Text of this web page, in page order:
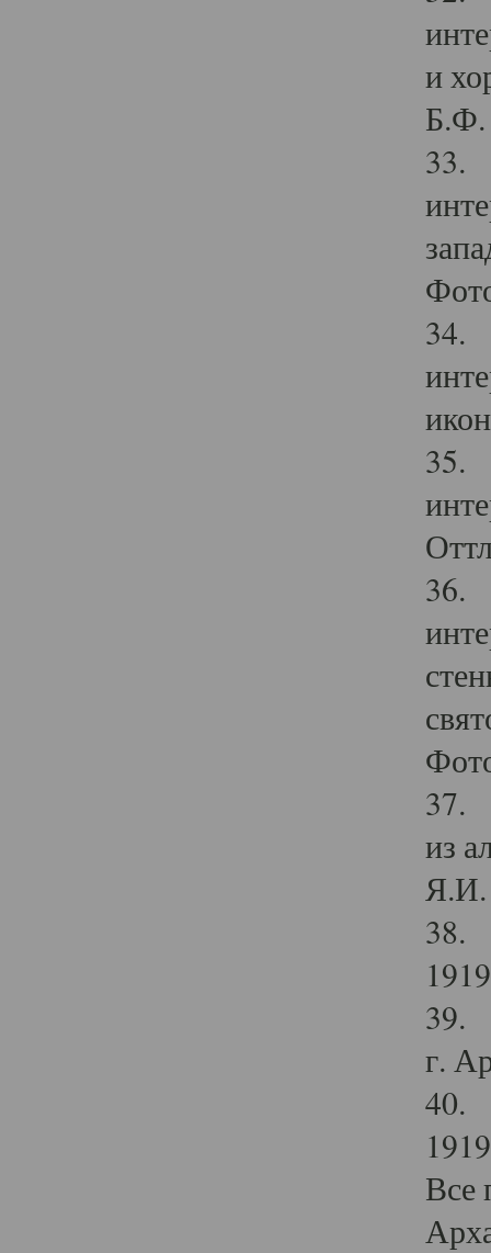
и
Б.Ф.
33.
34.
35.
36.
37.
из
Я.И.
38.
39.
г.
40.
Все